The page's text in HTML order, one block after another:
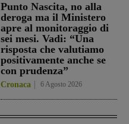
Punto Nascita, no alla
deroga ma il Ministero
apre al monitoraggio di
sei mesi. Vadi: “Una
risposta che valutiamo
positivamente anche se
con prudenza”
Cronaca 6 Agosto 2026